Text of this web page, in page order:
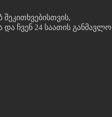
შეკითხვებისთვის,
ჩვენ 24 საათის